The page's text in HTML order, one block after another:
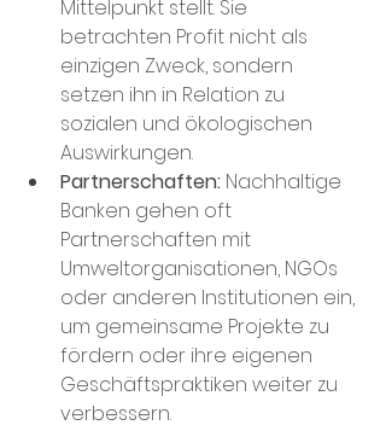
Mittelpunkt stellt. Sie
betrachten Profit nicht als
einzigen Zweck, sondern
setzen ihn in Relation zu
sozialen und ökologischen
Auswirkungen.
Partnerschaften: Nachhaltige
Banken gehen oft
Partnerschaften mit
Umweltorganisationen, NGOs
oder anderen Institutionen ein,
um gemeinsame Projekte zu
fördern oder ihre eigenen
Geschäftspraktiken weiter zu
verbessern.